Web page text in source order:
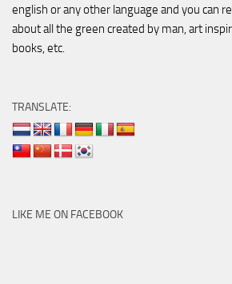
english or any other language and you can
about all the green created by man, art
books, etc.
TRANSLATE:
LIKE ME ON FACEBOOK